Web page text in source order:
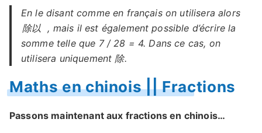
En le disant comme en français on utilisera alors
除以 , mais il est également possible d’écrire la
somme telle que 7 / 28 = 4. Dans ce cas, on
utilisera uniquement 除.
Maths en chinois || Fractions
Passons maintenant aux fractions en chinois…